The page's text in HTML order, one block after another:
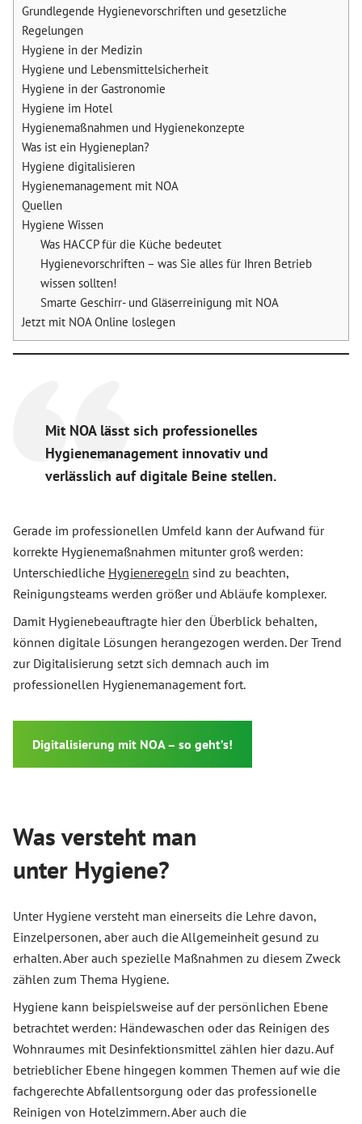
Gerade im professionellen Umfeld kann der Aufwand für
korrekte Hygienemaßnahmen mitunter groß werden:
Unterschiedliche Hygieneregeln sind zu beachten,
Reinigungsteams werden größer und Abläufe komplexer.
Damit Hygienebeauftragte hier den Überblick behalten,
können digitale Lösungen herangezogen werden. Der Trend
zur Digitalisierung setzt sich demnach auch im
professionellen Hygienemanagement fort.
Digitalisierung mit NOA – so geht’s!
Was versteht man
unter Hygiene?
Unter Hygiene versteht man einerseits die Lehre davon,
Einzelpersonen, aber auch die Allgemeinheit gesund zu
erhalten. Aber auch spezielle Maßnahmen zu diesem Zweck
zählen zum Thema Hygiene.
Hygiene kann beispielsweise auf der persönlichen Ebene
betrachtet werden: Händewaschen oder das Reinigen des
Wohnraumes mit Desinfektionsmittel zählen hier dazu. Auf
betrieblicher Ebene hingegen kommen Themen auf wie die
fachgerechte Abfallentsorgung oder das professionelle
Reinigen von Hotelzimmern. Aber auch die
Grundlegende Hygienevorschriften und gesetzliche
Regelungen
Hygiene in der Medizin
Hygiene und Lebensmittelsicherheit
Hygiene in der Gastronomie
Hygiene im Hotel
Hygienemaßnahmen und Hygienekonzepte
Was ist ein Hygieneplan?
Hygiene digitalisieren
Hygienemanagement mit NOA
Quellen
Hygiene Wissen
Was HACCP für die Küche bedeutet
Hygienevorschriften – was Sie alles für Ihren Betrieb
wissen sollten!
Smarte Geschirr- und Gläserreinigung mit NOA
Jetzt mit NOA Online loslegen
Mit NOA lässt sich professionelles
Hygienemanagement innovativ und
verlässlich auf digitale Beine stellen.